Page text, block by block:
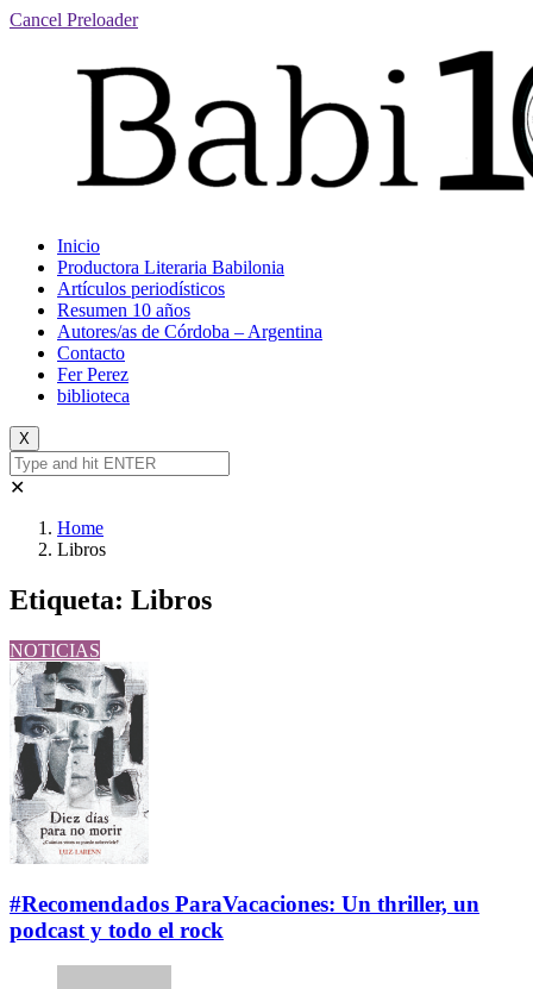
Cancel Preloader
Inicio
Productora Literaria Babilonia
Artículos periodísticos
Resumen 10 años
Autores/as de Córdoba – Argentina
Contacto
Fer Perez
biblioteca
X
✕
Home
Libros
Etiqueta: Libros
NOTICIAS
#Recomendados ParaVacaciones: Un thriller, un
podcast y todo el rock